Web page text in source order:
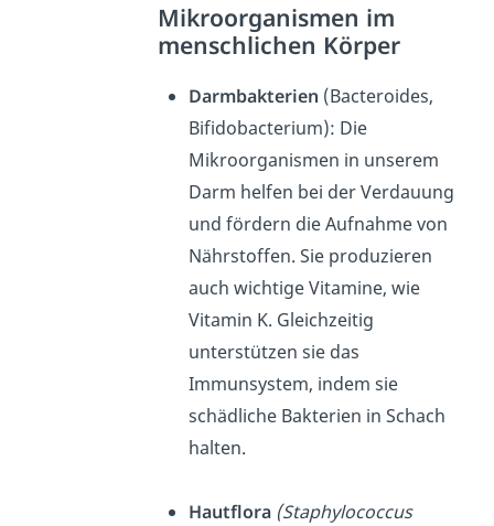
Mikroorganismen im
menschlichen Körper
Darmbakterien (Bacteroides,
Bifidobacterium): Die
Mikroorganismen in unserem
Darm helfen bei der Verdauung
und fördern die Aufnahme von
Nährstoffen. Sie produzieren
auch wichtige Vitamine, wie
Vitamin K. Gleichzeitig
unterstützen sie das
Immunsystem, indem sie
schädliche Bakterien in Schach
halten.
Hautflora (Staphylococcus